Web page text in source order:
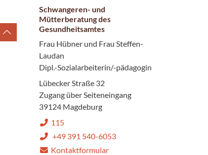
Schwangeren- und
Mütterberatung des
Gesundheitsamtes
Frau Hübner und Frau Steffen-
Laudan
Dipl.-Sozialarbeiterin/-pädagogin
Lübecker Straße 32
Zugang über Seiteneingang
39124 Magdeburg
115
+49 391 540-6053
Kontaktformular